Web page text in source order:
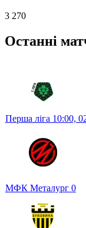
3 270
Останні
Перша ліга 10:00,
МФК Металург 0